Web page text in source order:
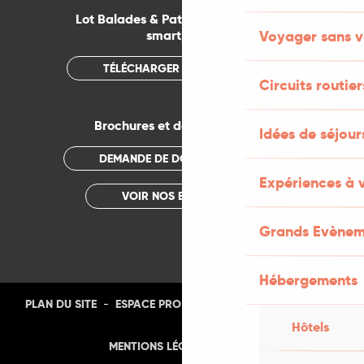
Voyager sans
Circuits
Idées de
Expériences à
Grands
Hébergements
Hôtels
Lot Balades & Patrimoines sur votre
smartphone
TÉLÉCHARGER L'APPLICATION
Brochures et documentations
DEMANDE DE DOCUMENTATION
VOIR NOS BROCHURES
PLAN DU SITE - ESPACE PRO - PHOTOTHÈQUE -
MENTIONS LÉGALES